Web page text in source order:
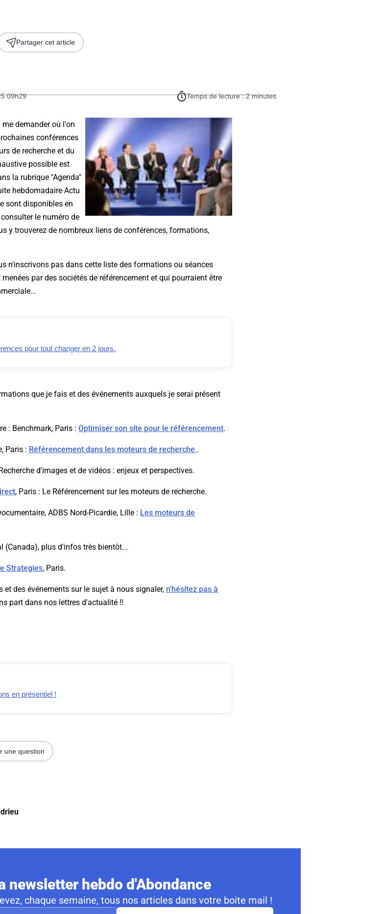
09h29 Temps de lecture : 2 minutes
Partager cet article
demander où l'on
conférences
de recherche et du
possible est
la rubrique "Agenda"
hebdomadaire Actu
sont disponibles en
le numéro de
y trouverez de nombreux liens de conférences, formations,
n'inscrivons pas dans cette liste des formations ou séances
par des sociétés de référencement et qui pourraient être
pour tout changer en 2 jours.
que je fais et des événements auxquels je serai présent
: Benchmark, Paris : Optimiser son site pour le référencement.
Paris : Référencement dans les moteurs de recherche .
d'images et de vidéos : enjeux et perspectives.
, Paris : Le Référencement sur les moteurs de recherche.
ADBS Nord-Picardie, Lille : Les moteurs de
(Canada), plus d'infos très bientôt...
Strategies, Paris.
et des événements sur le sujet à nous signaler, n'hésitez pas à
part dans nos lettres d'actualité !!
en présentiel !
une question
newsletter hebdo d'Abondance
chaque semaine, tous nos articles dans votre boite mail !